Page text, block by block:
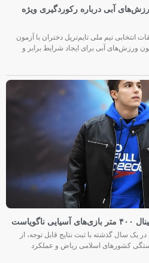
آبی درباره رکوردگیری ویژه
تیم ملی تایم‌تریل دختران با آزمون
ورزش‌های آبی برای ایجاد شرایط برابر و
یک سال گذشته با ثبت نتایج قابل توجه، از
کشورهای اسلامی ریاض و عملکرد